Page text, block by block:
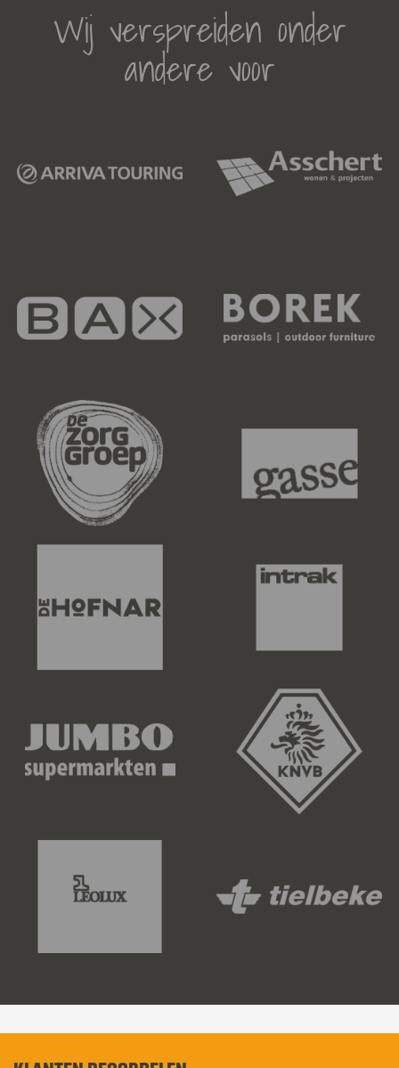
Wij verspreiden onder
andere voor